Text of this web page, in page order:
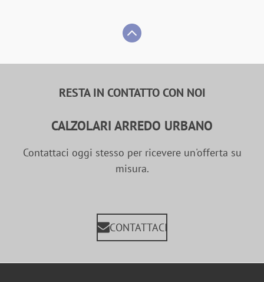
RESTA IN CONTATTO CON NOI
CALZOLARI ARREDO URBANO
Contattaci oggi stesso per ricevere un'offerta su
misura.
CONTATTACI